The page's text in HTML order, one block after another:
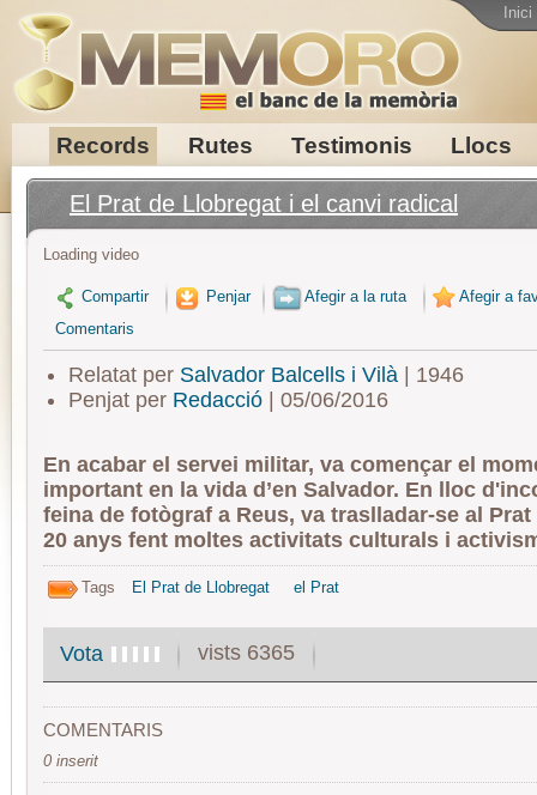
Records Rutes Testimonis Llocs
Inici
El Prat de Llobregat i el canvi radical
Loading video
Compartir Penjar Afegir a la ruta
Afegir a
Comentaris
Relatat per Salvador Balcells i Vilà| 1946
Penjat per Redacció| 05/06/2016
En acabar el servei militar, va començar el
important en la vida d’en Salvador. En lloc
feina de fotògraf a Reus, va traslladar-se al Prat
20 anys fent moltes activitats culturals i
Tags El Prat de Llobregat el Prat
Vota vists 6365
COMENTARIS
0 inserit